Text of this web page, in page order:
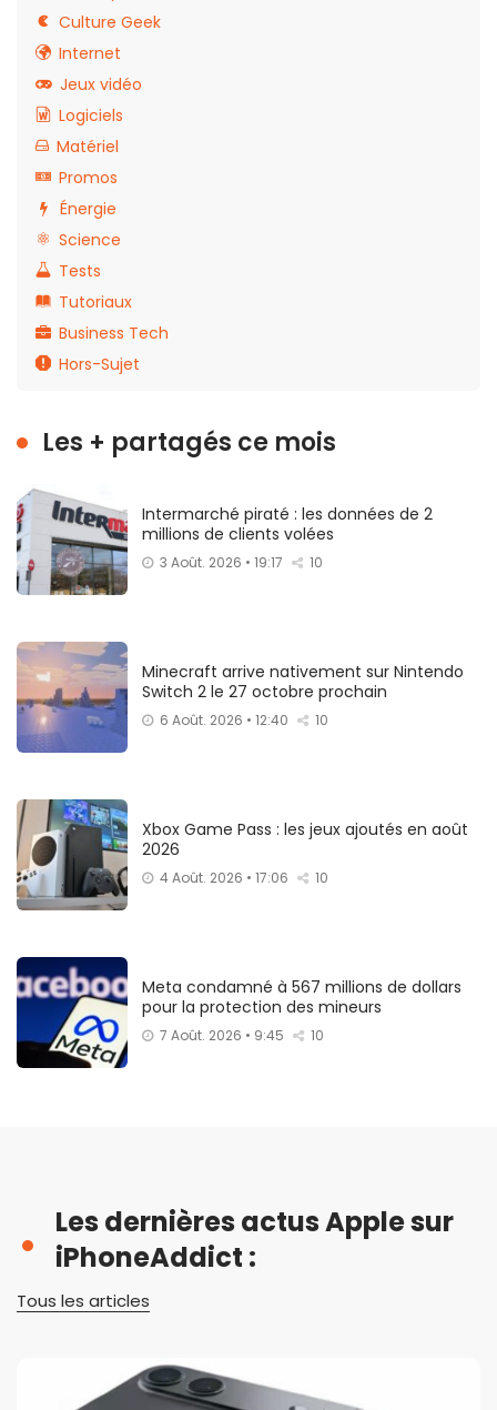
Culture Geek
Internet
Jeux vidéo
Logiciels
Matériel
Promos
Énergie
Science
Tests
Tutoriaux
Business Tech
Hors-Sujet
Les + partagés ce mois
Intermarché piraté : les données de 2
millions de clients volées
3 Août. 2026 • 19:17 10
Minecraft arrive nativement sur Nintendo
Switch 2 le 27 octobre prochain
6 Août. 2026 • 12:40 10
Xbox Game Pass : les jeux ajoutés en août
2026
4 Août. 2026 • 17:06 10
Meta condamné à 567 millions de dollars
pour la protection des mineurs
7 Août. 2026 • 9:45 10
Les dernières actus Apple sur
iPhoneAddict :
Tous les articles